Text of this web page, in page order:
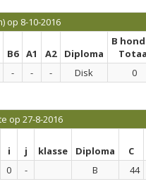
op 8-10-2016
B6 A1 A2 Diploma
B
- - - Disk 0
op 27-8-2016
i j klasse Diploma
C
0 - B 44